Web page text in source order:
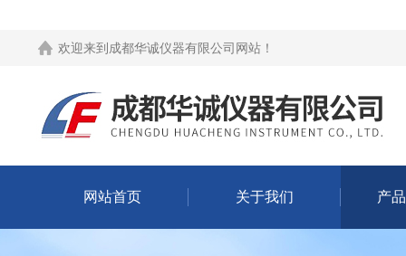
欢迎来到 成都华诚仪器有限公司网站 ！
网站首页 关于我们 产